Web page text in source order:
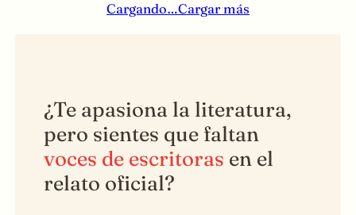
Cargando…Cargar más
¿Te apasiona la literatura,
pero sientes que faltan
voces de escritoras en el
relato oficial?